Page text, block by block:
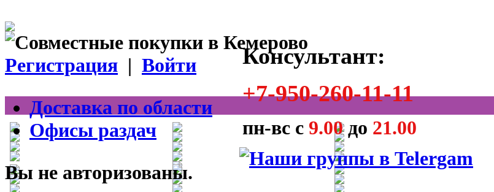
Консультант:
+7-950-260-11-11
пн-вс с 9.00до 21.00
Регистрация | Войти
Доставка по области
Офисы раздач
Вы не авторизованы.